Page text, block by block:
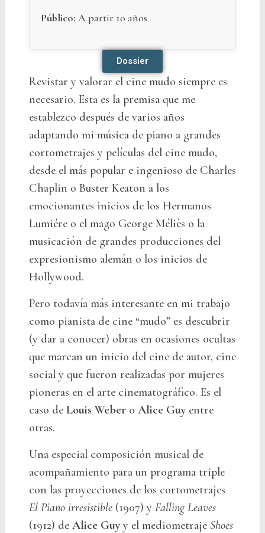
Público: A partir 10 años
Dossier
Revistar y valorar el cine mudo siempre es
necesario. Esta es la premisa que me
establezco después de varios años
adaptando mi música de piano a grandes
cortometrajes y películas del cine mudo,
desde el más popular e ingenioso de Charles
Chaplin o Buster Keaton a los
emocionantes inicios de los Hermanos
Lumiére o el mago George Méliès o la
musicación de grandes producciones del
expresionismo alemán o los inicios de
Hollywood.
Pero todavía más interesante en mi trabajo
como pianista de cine “mudo” es descubrir
(y dar a conocer) obras en ocasiones ocultas
que marcan un inicio del cine de autor, cine
social y que fueron realizadas por mujeres
pioneras en el arte cinematográfico. Es el
caso de Louis Webero Alice Guyentre
otras.
Una especial composición musical de
acompañamiento para un programa triple
con las proyecciones de los cortometrajes
El Piano irresistible(1907) y Falling Leaves
(1912) de Alice Guyy el mediometraje Shoes